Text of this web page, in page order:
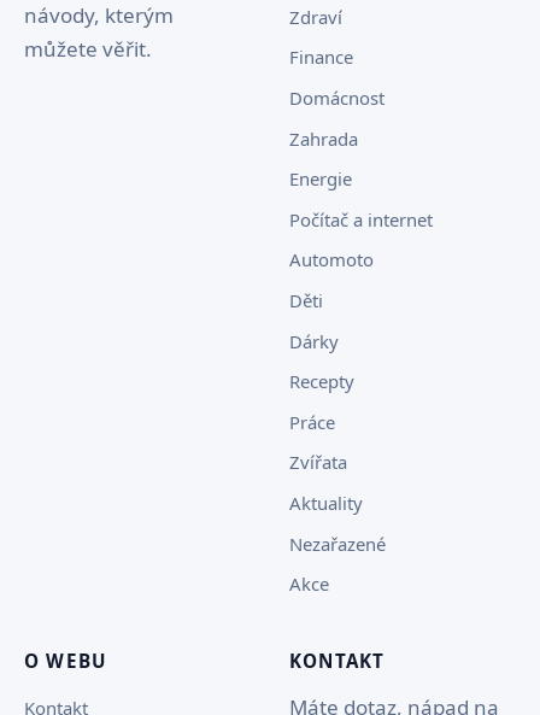
návody, kterým
můžete věřit.
Zdraví
Finance
Domácnost
Zahrada
Energie
Počítač a internet
Automoto
Děti
Dárky
Recepty
Práce
Zvířata
Aktuality
Nezařazené
Akce
O WEBU
Kontakt
KONTAKT
Máte dotaz, nápad na